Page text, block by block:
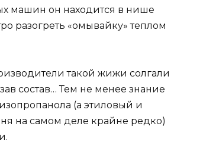
машин он находится в нише
разогреть «омывайку» теплом
такой жижи солгали
состав… Тем не менее знание
(а этиловый и
на самом деле крайне редко)